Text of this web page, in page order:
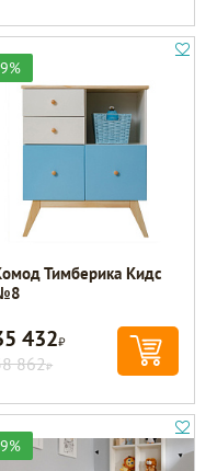
Тимберика Кидс
432Р
862Р